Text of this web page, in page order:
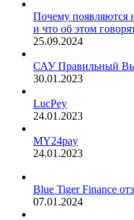
Почему появляются
и что об этом
25.09.2024
САУ Правильный
30.01.2023
LucPey
24.01.2023
MY24pay
24.01.2023
Blue Tiger Finance
07.01.2024